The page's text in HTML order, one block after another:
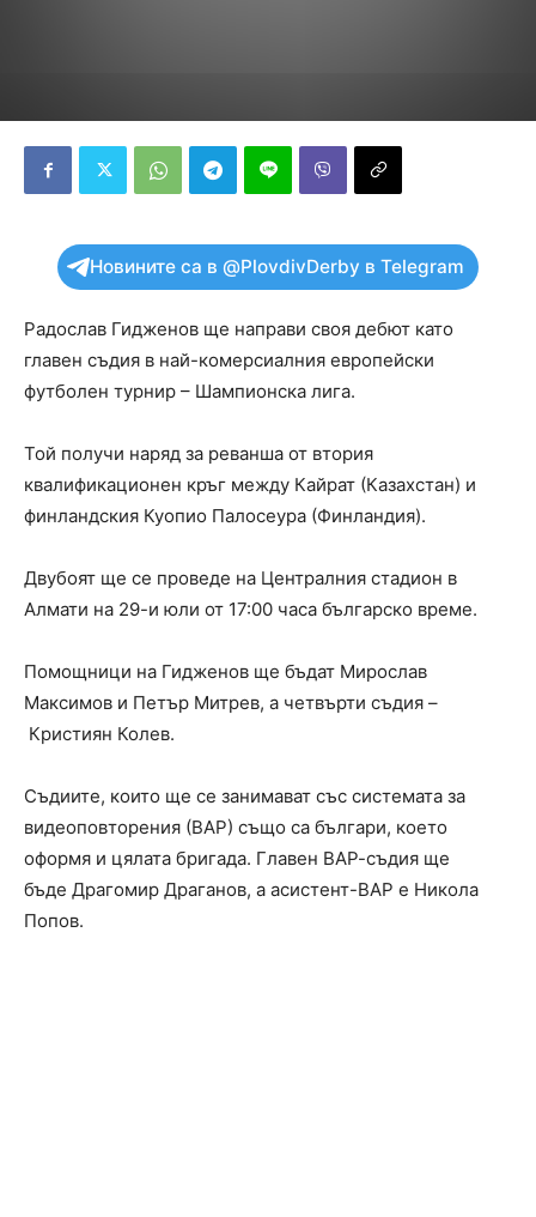
Новините са в @PlovdivDerby в Telegram
Радослав Гидженов ще направи своя дебют като
главен съдия в най-комерсиалния европейски
футболен турнир – Шампионска лига.
Той получи наряд за реванша от втория
квалификационен кръг между Кайрат (Казахстан) и
финландския Куопио Палосеура (Финландия).
Двубоят ще се проведе на Централния стадион в
Алмати на 29-и юли от 17:00 часа българско време.
Помощници на Гидженов ще бъдат Мирослав
Максимов и Петър Митрев, а четвърти съдия –
Кристиян Колев.
Съдиите, които ще се занимават със системата за
видеоповторения (ВАР) също са българи, което
оформя и цялата бригада. Главен ВАР-съдия ще
бъде Драгомир Драганов, а асистент-ВАР е Никола
Попов.